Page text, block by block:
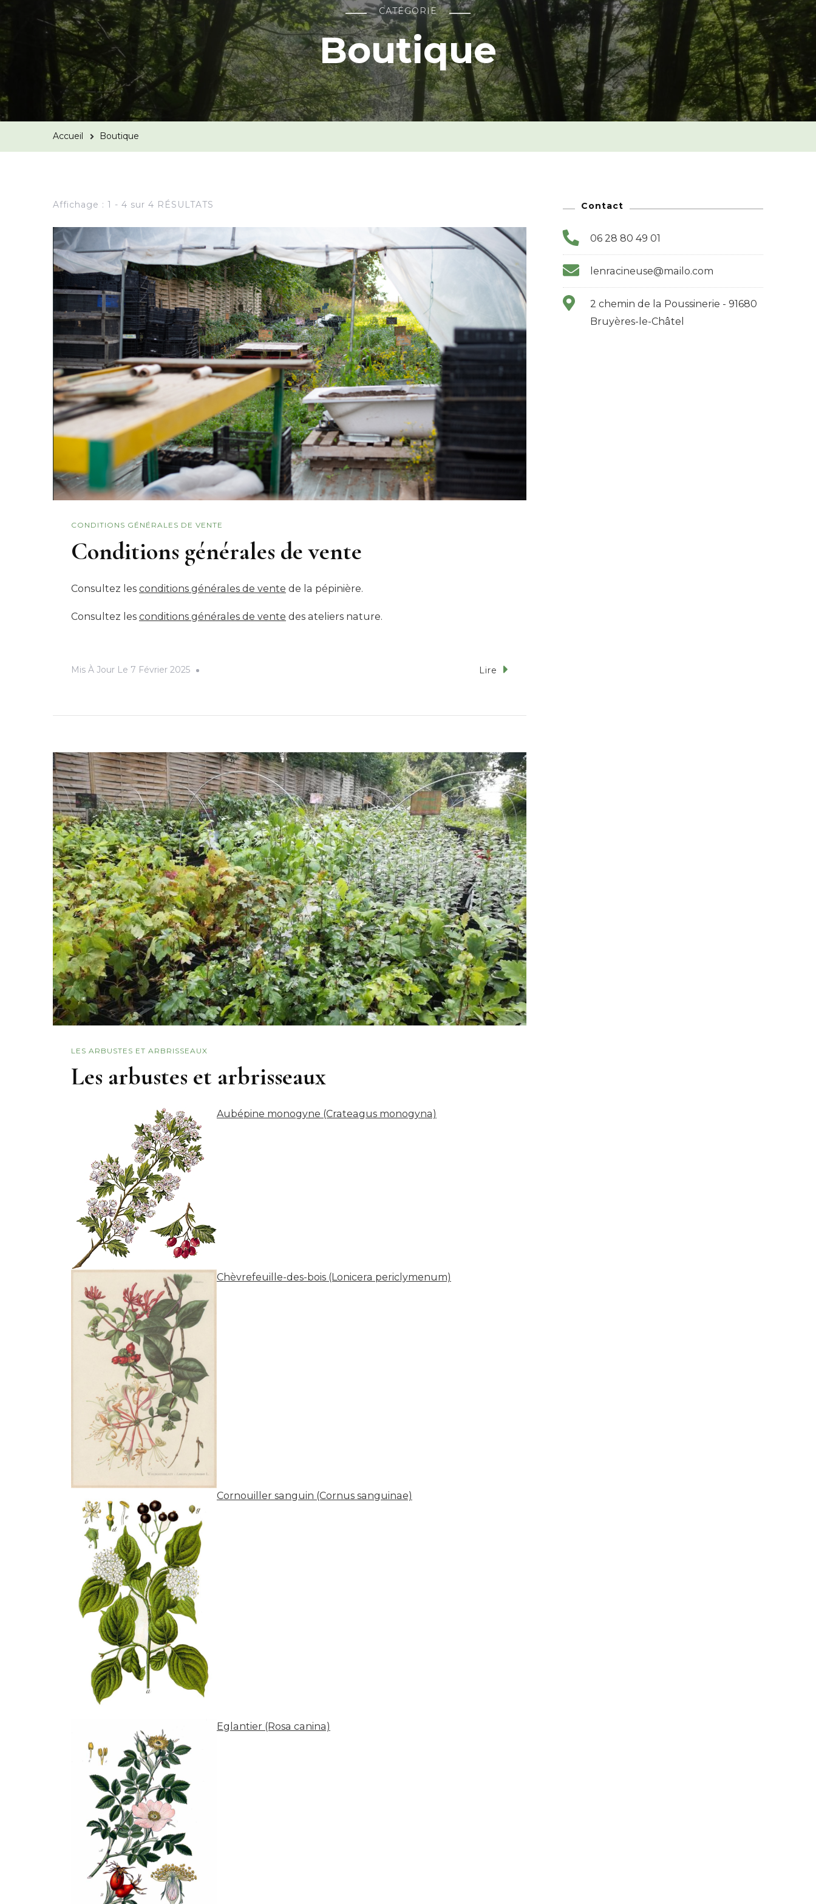
CATÉGORIE
Boutique
Accueil Boutique
Affichage : 1 - 4 sur 4 RÉSULTATS
CONDITIONS GÉNÉRALES DE VENTE
Conditions générales de vente
Consultez les conditions générales de vente de la pépinière.
Consultez les conditions générales de vente des ateliers nature.
Mis À Jour Le 7 Février 2025 Lire
LES ARBUSTES ET ARBRISSEAUX
Les arbustes et arbrisseaux
Aubépine monogyne (Crateagus monogyna)
Chèvrefeuille-des-bois (Lonicera periclymenum)
Cornouiller sanguin (Cornus sanguinae)
Eglantier (Rosa canina)
Contact
06 28 80 49 01
lenracineuse@mailo.com
2 chemin de la Poussinerie - 91680
Bruyères-le-Châtel